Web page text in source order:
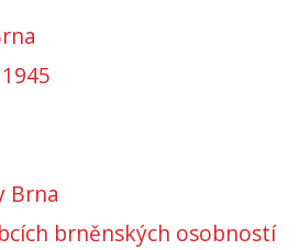
Brna
brněnských osobností